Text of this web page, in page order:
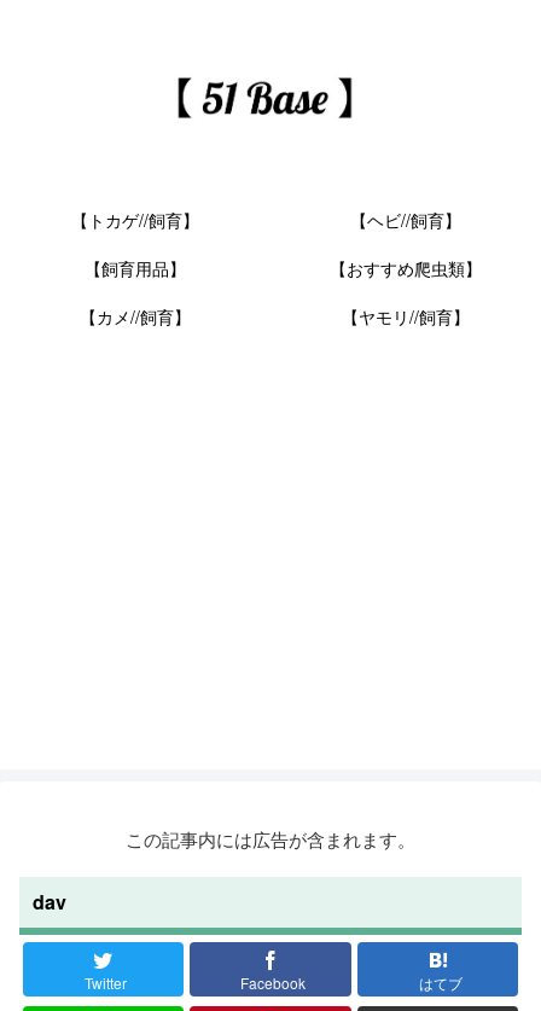
【トカゲ//飼育】
【ヘビ//飼育】
【飼育用品】
【おすすめ爬虫類】
【カメ//飼育】
【ヤモリ//飼育】
この記事内には広告が含まれます。
dav
Twitter Facebook はてブ